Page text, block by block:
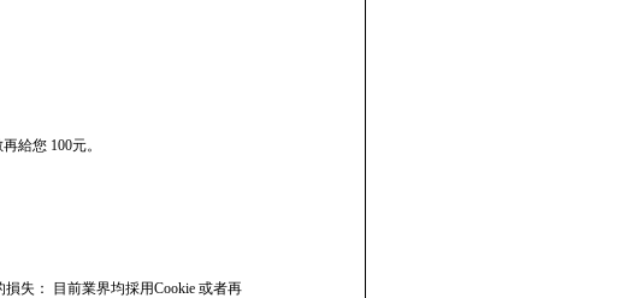
給您 100元。
失： 目前業界均採用Cookie 或者再